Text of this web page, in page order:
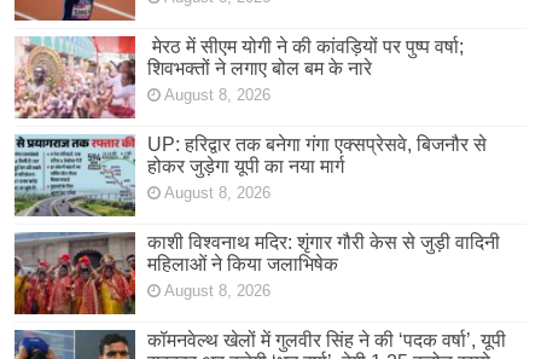
मेरठ में सीएम योगी ने की कांवड़ियों पर पुष्प वर्षा;
शिवभक्तों ने लगाए बोल बम के नारे
August 8, 2026
UP: हरिद्वार तक बनेगा गंगा एक्सप्रेसवे, बिजनौर से
होकर जुड़ेगा यूपी का नया मार्ग
August 8, 2026
काशी विश्वनाथ मदिर: शृंगार गौरी केस से जुड़ी वादिनी
महिलाओं ने किया जलाभिषेक
August 8, 2026
कॉमनवेल्थ खेलों में गुलवीर सिंह ने की ‘पदक वर्षा’, यूपी